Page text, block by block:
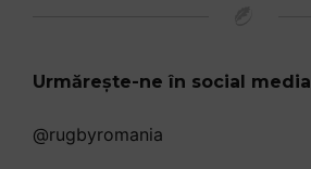
Urmărește-ne în social media
@rugbyromania